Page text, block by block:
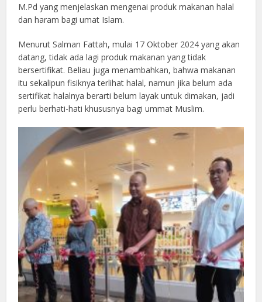
M.Pd yang menjelaskan mengenai produk makanan halal
dan haram bagi umat Islam.
Menurut Salman Fattah, mulai 17 Oktober 2024 yang akan
datang, tidak ada lagi produk makanan yang tidak
bersertifikat. Beliau juga menambahkan, bahwa makanan
itu sekalipun fisiknya terlihat halal, namun jika belum ada
sertifikat halalnya berarti belum layak untuk dimakan, jadi
perlu berhati-hati khususnya bagi ummat Muslim.